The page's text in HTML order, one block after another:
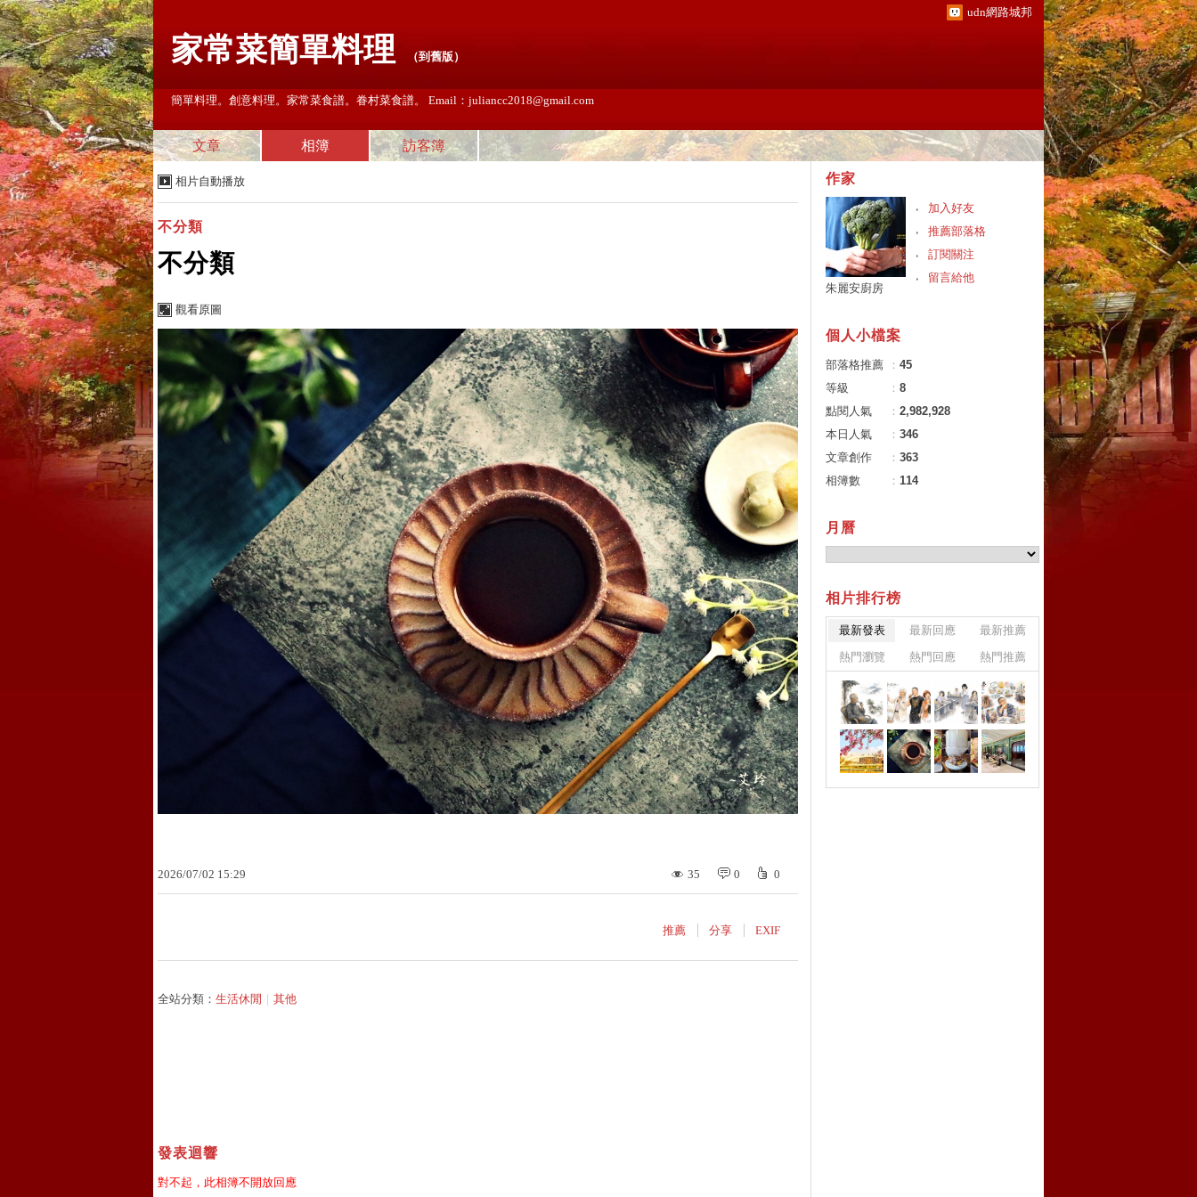
udn網路城邦
家常菜簡單料理 （到舊版）
簡單料理。創意料理。家常菜食譜。眷村菜食譜。 Email：juliancc2018@gmail.com
文章 相簿 訪客簿
相片自動播放
不分類
不分類
觀看原圖
2026/07/02 15:29 35 0 0
推薦 分享 EXIF
全站分類： 生活休閒 其他
發表迴響
對不起，此相簿不開放回應
作家
加入好友
推薦部落格
訂閱關注
留言給他
朱麗安廚房
個人小檔案
部落格推薦 ： 45
等級
： 8
點閱人氣
： 2,982,928
本日人氣
： 346
文章創作
： 363
相簿數
： 114
月曆
相片排行榜
最新發表 最新回應
最新推薦
熱門瀏覽
熱門回應 熱門推薦